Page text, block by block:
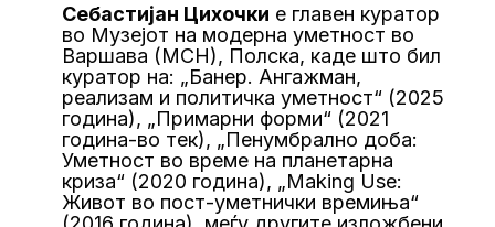
Себастијан Цихочки е главен куратор
во Музејот на модерна уметност во
Варшава (МСН), Полска, каде што бил
куратор на: „Банер. Ангажман,
реализам и политичка уметност“ (2025
година), „Примарни форми“ (2021
година-во тек), „Пенумбрално доба:
Уметност во време на планетарна
криза“ (2020 година), „Making Use:
Живот во пост-уметнички времиња“